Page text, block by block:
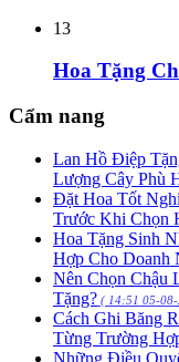
13
Hoa Tặng
Cẩm nang
Lan Hồ Điệp
Lượng Cây Phù
Đặt Hoa Tốt
Trước Khi Chọn
Hoa Tặng Sinh
Hợp Cho Doanh
Nên Chọn Chậu
Tặng? ( 14:51 05-
Cách Ghi Băng
Từng Trường
Những Điều